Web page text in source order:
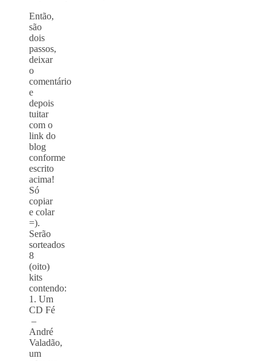
Então,
são
dois
passos,
deixar
o
comentário
e
depois
tuitar
com o
link do
blog
conforme
escrito
acima!
Só
copiar
e colar
=).
Serão
sorteados
8
(oito)
kits
contendo:
1. Um
CD Fé
–
André
Valadão,
um